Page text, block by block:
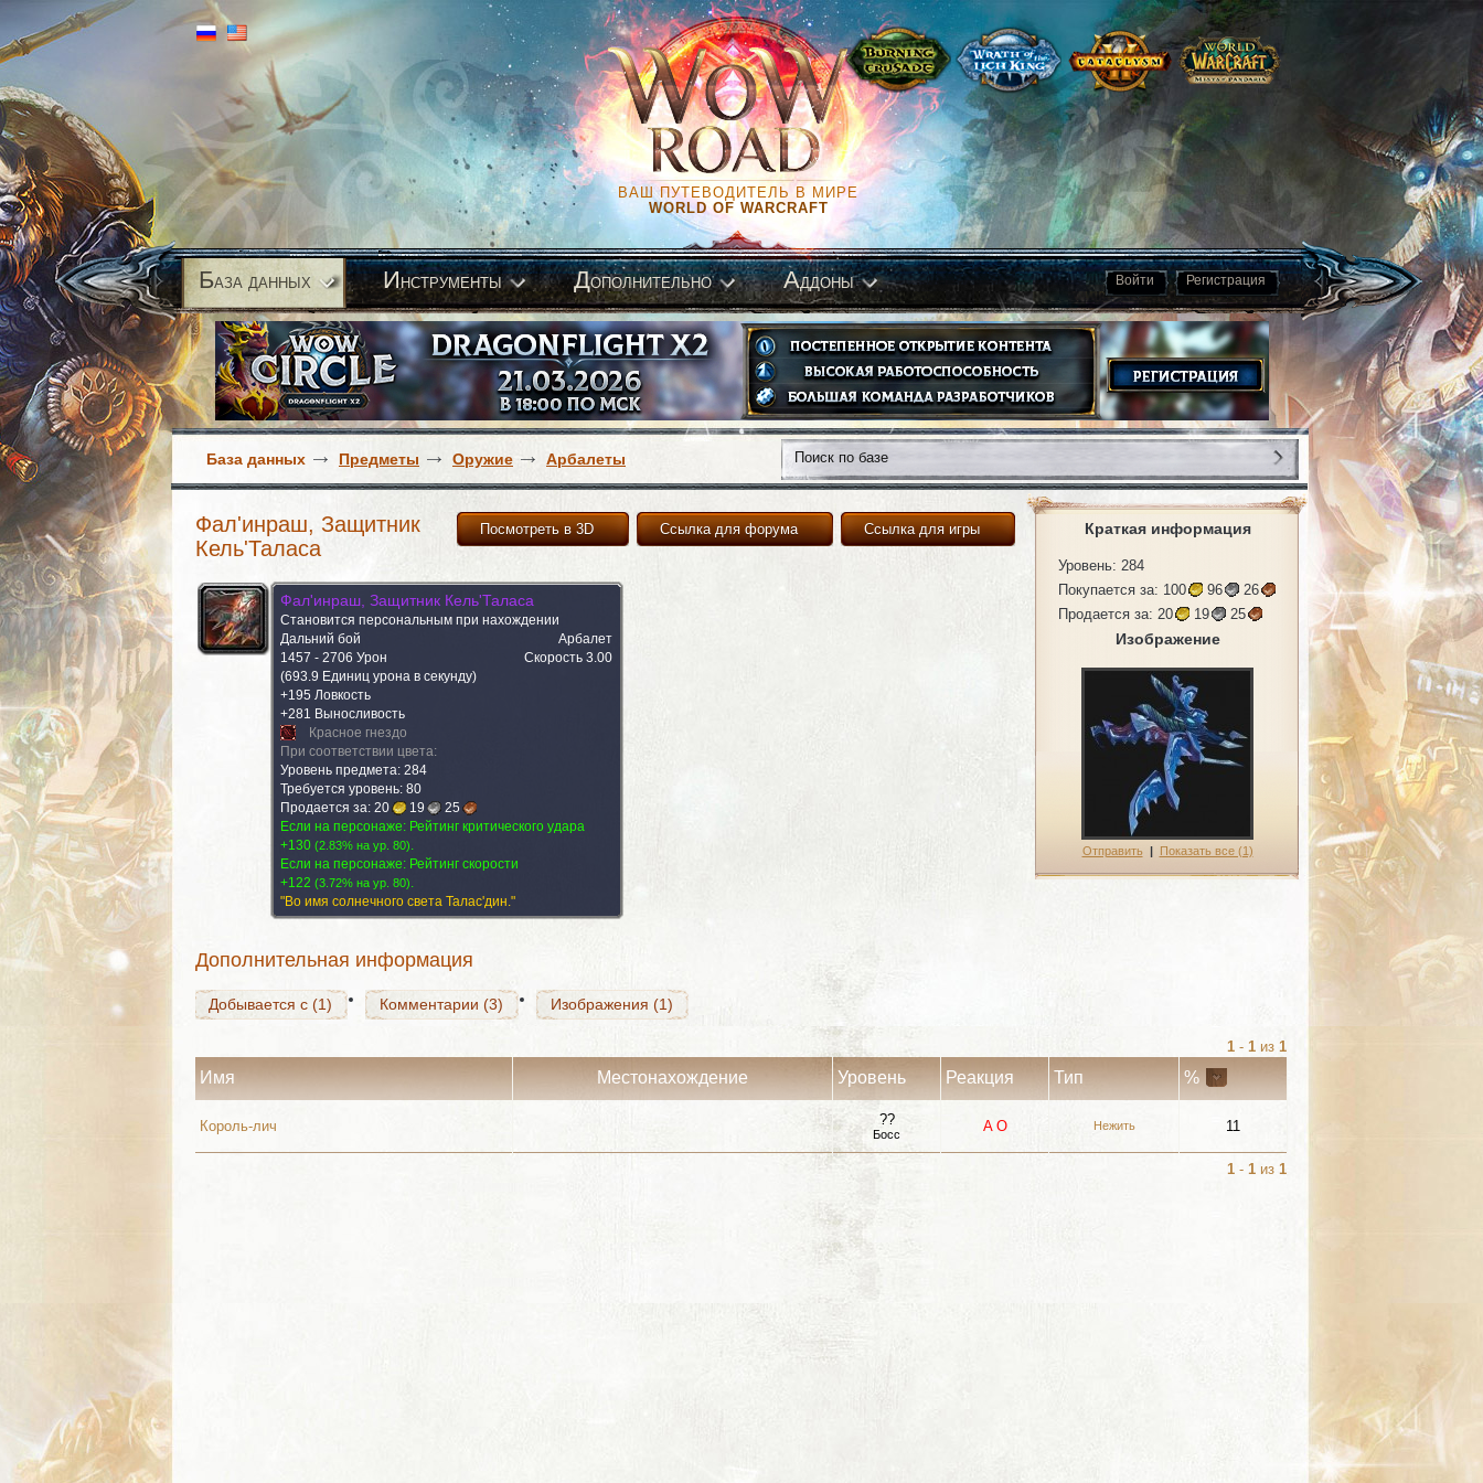
ВАШ ПУТЕВОДИТЕЛЬ В МИРЕ
WORLD OF WARCRAFT
Войти Регистрация
База данных Инструменты Дополнительно Аддоны
База данных Предметы Оружие Арбалеты
Краткая информация
Уровень: 284
Покупается за: 100 96
26
Продается за: 20 19 25
Изображение
Отправить | Показать все (1)
Ссылка для игры
Ссылка для форума
Посмотреть в 3D
Фал'инраш, Защитник
Кель'Таласа
Фал'инраш, Защитник Кель'Таласа
Становится персональным при нахождении
Дальний бой
Арбалет
1457 - 2706 Урон
Скорость 3.00
(693.9 Единиц урона в секунду)
+195 Ловкость
+281 Выносливость
Красное гнездо
При соответствии цвета:
Уровень предмета: 284
Требуется уровень: 80
Продается за: 20 19
25
Если на персонаже: Рейтинг критического удара
+130 (2.83% на yp. 80).
Если на персонаже: Рейтинг скорости
+122 (3.72% на yp. 80).
"Во имя солнечного света Талас'дин."
Дополнительная информация
Добывается с (1) Комментарии (3) Изображения (1)
Добывается с (1) Комментарии (3) Изображения (1)
Добывается с (1) Комментарии (3) Изображения (1)
1 - 1 из 1
Имя Местонахождение Уровень Реакция Тип %
Король-лич ??
Босс A О Нежить 11
1 - 1 из 1